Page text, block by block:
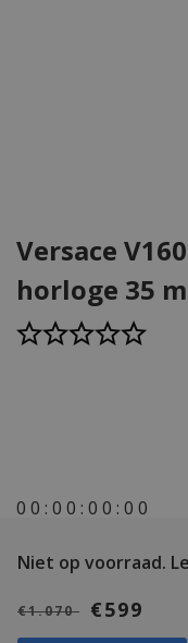
Versace
horloge 35
0 0 : 0 0 : 0 0 : 0 0
Niet op voorraad.
€1.070 €599